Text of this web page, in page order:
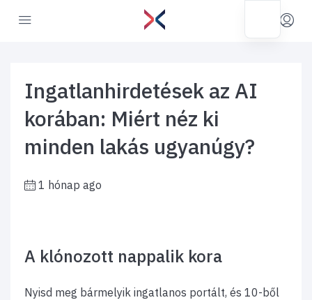
Ingatlanhirdetések az AI
korában: Miért néz ki
minden lakás ugyanúgy?
1 hónap ago
​A klónozott nappalik kora
Nyisd meg bármelyik ingatlanos portált, és 10-ből